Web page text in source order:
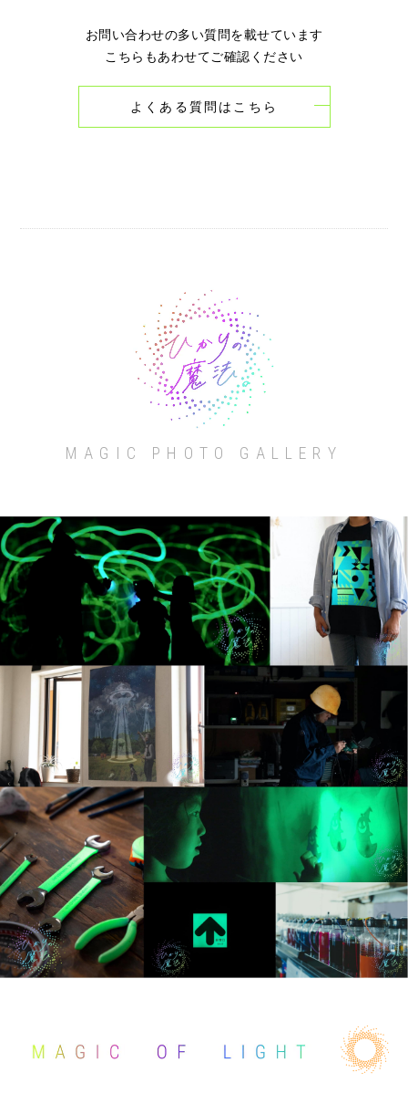
お問い合わせの多い質問を載せています
こちらもあわせてご確認ください
よくある質問はこちら
MAGIC PHOTO GALLERY